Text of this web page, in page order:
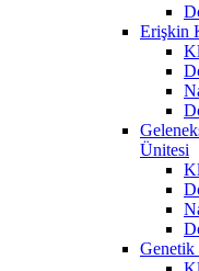
Erişkin
Ünitesi
Genetik